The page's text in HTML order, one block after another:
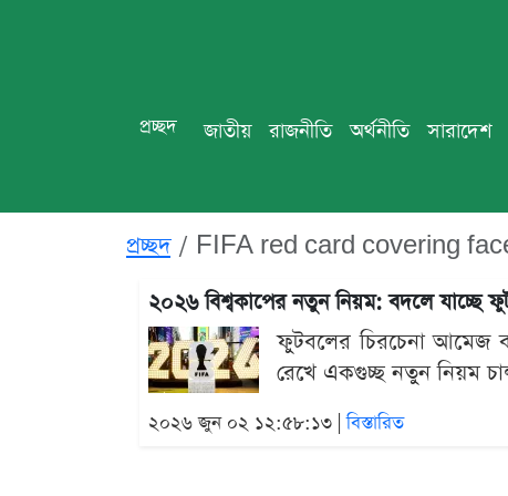
প্রচ্ছদ জাতীয় রাজনীতি অর্থনীতি সারাদেশ
প্রচ্ছদ FIFA red card covering
২০২৬ বিশ্বকাপের নতুন নিয়ম: বদলে যাচ্ছে
ফুটবলের চিরচেনা আমেজ
রেখে একগুচ্ছ নতুন নিয়ম
২০২৬ জুন ০২ ১২:৫৮:১৩ |বিস্তারিত